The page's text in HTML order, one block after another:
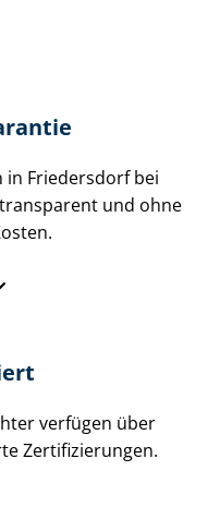
in Friedersdorf bei
und ohne
verfügen über
Zer­ti­fi­zie­run­gen.